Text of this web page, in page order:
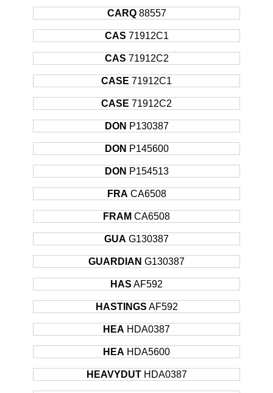
CARQ 88557
CAS 71912C1
CAS 71912C2
CASE 71912C1
CASE 71912C2
DON P130387
DON P145600
DON P154513
FRA CA6508
FRAM CA6508
GUA G130387
GUARDIAN G130387
HAS AF592
HASTINGS AF592
HEA HDA0387
HEA HDA5600
HEAVYDUT HDA0387